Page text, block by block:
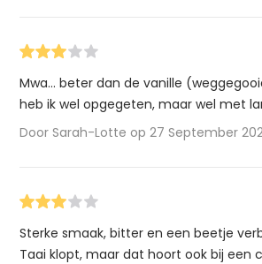
Mwa... beter dan de vanille
heb ik wel opgegeten, maar wel met
Door Sarah-Lotte op 27 September
Sterke smaak, bitter en een beetje
Taai klopt, maar dat hoort ook bij een